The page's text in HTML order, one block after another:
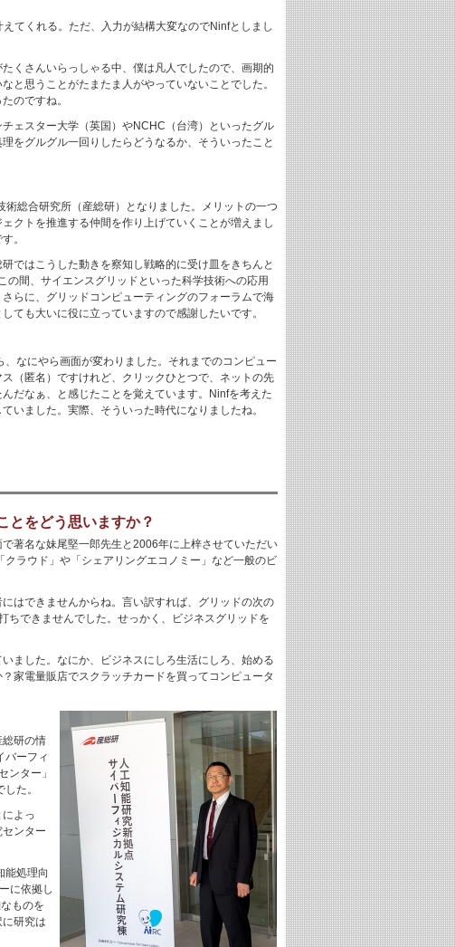
てくれる。ただ、入力が結構大変なのでNinfとしまし
くさんいらっしゃる中、僕は凡人でしたので、画期的
と思うことがたまたま人がやっていないことでした。
のですね。
ェスター大学（英国）やNCHC（台湾）といったグル
をグルグル一回りしたらどうなるか、そういったこと
総合研究所（産総研）となりました。メリットの一つ
クトを推進する仲間を作り上げていくことが増えまし
。
ではこうした動きを察知し戦略的に受け皿をきちんと
間、サイエンスグリッドといった科学技術への応用
らに、グリッドコンピューティングのフォーラムで海
ても大いに役に立っていますので感謝したいです。
なにやら画面が変わりました。それまでのコンピュー
（匿名）ですけれど、クリックひとつで、ネットの先
だなぁ、と感じたことを覚えています。Ninfを考えた
いました。実際、そういった時代になりましたね。
とをどう思いますか？
著名な妹尾堅一郎先生と2006年に上梓させていただい
ラウド」や「シェアリングエコノミー」など一般のビ
はできませんからね。言い訳すれば、グリッドの次の
ちできませんでした。せっかく、ビジネスグリッドを
ました。なにか、ビジネスにしろ生活にしろ、始める
家電量販店でスクラッチカードを買ってコンピュータ
研の情
バーフィ
ンター」
た。
よっ
ンター
能処理向
に依拠し
ものを
研究は